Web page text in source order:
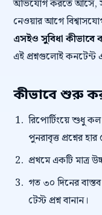
অভিযোগ করতে আসে,
নেওয়ার আগে
এসইও সুবিধা কীভাবে
এই প্রশ্নগুলোই কনটেন্ট
কীভাবে শুরু
রিপোর্টিংয়ে শুধু
পুনরাবৃত্ত প্রশ্নের
প্রথমে একটি মাত্র
গত ৩০ দিনের
টেস্ট প্রশ্ন বানান।